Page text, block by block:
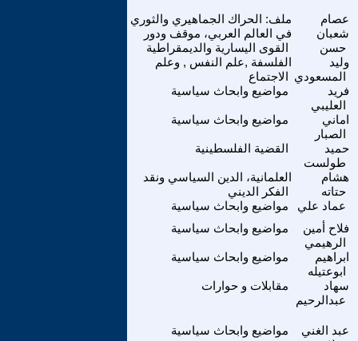
ملف: الحراك الجماهيري والثوري
في العالم العربي، موقف ودور
القوى اليسارية والديمقراطية
عصام
شعبان
حسن
الفلسفة ,علم النفس , وعلم
الاجتماع
وليد
المسعودي
مواضيع وابحاث سياسية
فريد
العليبي
مواضيع وابحاث سياسية
اماني
الصبار
القضية الفلسطينية
حميد
طولست
العلمانية، الدين السياسي ونقد
الفكر الديني
هشام
حتاته
مواضيع وابحاث سياسية عماد علي
مواضيع وابحاث سياسية
فلاح أمين
الرهيمي
مواضيع وابحاث سياسية
ابراهيم
ابوعتيله
مقابلات و حوارات
سهاد
عبدالرحيم
مواضيع وابحاث سياسية
عبد الغني